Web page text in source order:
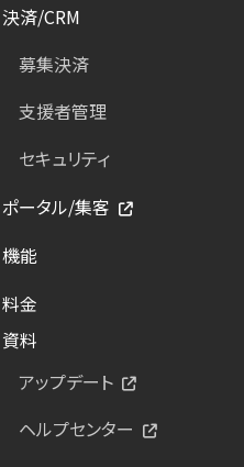
決済/CRM
募集決済
支援者管理
セキュリティ
ポータル/集客
機能
料金
資料
アップデート
ヘルプセンター